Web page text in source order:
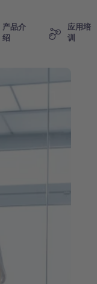
产品介
绍
应用培
训